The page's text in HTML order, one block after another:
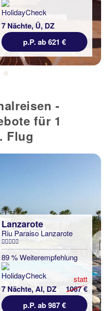
7 Nächte, Ü, DZ
p.P. ab 621 €
-
für 1
Flug
Lanzarote
Riu Paraiso Lanzarote
89 % Weiterempfehlung
7 Nächte, AI, DZ
statt
1067 €
p.P. ab 987 €